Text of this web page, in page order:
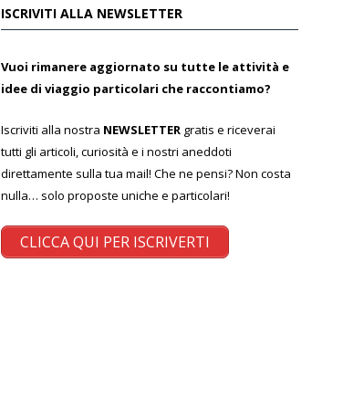
ISCRIVITI ALLA NEWSLETTER
Vuoi rimanere aggiornato su tutte le attività e
idee di viaggio particolari che raccontiamo?
Iscriviti alla nostra NEWSLETTER gratis e riceverai
tutti gli articoli, curiosità e i nostri aneddoti
direttamente sulla tua mail! Che ne pensi? Non costa
nulla… solo proposte uniche e particolari!
CLICCA QUI PER ISCRIVERTI